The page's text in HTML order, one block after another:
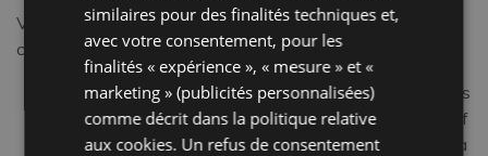
Voici les 3 premières news, vous n’êtes toujours pas
convaincu ? il nous en reste encore 🙂
CERTITUDE– vous serez accueillis et choyés par les
gars du personnel de la Villa del Parco , de notre chef
Ermanno à Sara & Giusy et tous les gars de la Sala, à
similaires pour des finalités techniques et,
avec votre consentement, pour les
finalités « expérience », « mesure » et «
marketing » (publicités personnalisées)
comme décrit dans la politique relative
aux cookies. Un refus de consentement